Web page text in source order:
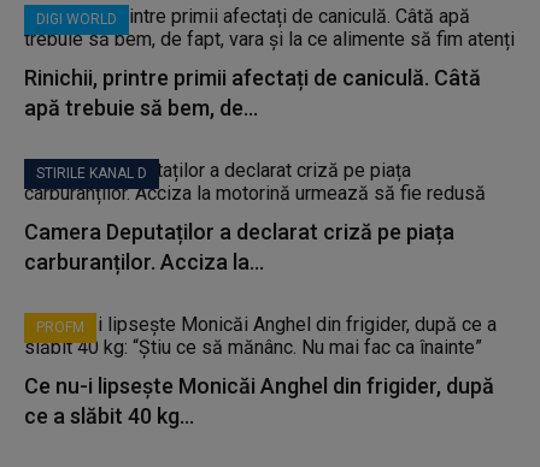
DIGI WORLD
Rinichii, printre primii afectați de caniculă. Câtă
apă trebuie să bem, de...
STIRILE KANAL D
Camera Deputaților a declarat criză pe piața
carburanților. Acciza la...
PROFM
Ce nu-i lipsește Monicăi Anghel din frigider, după
ce a slăbit 40 kg...